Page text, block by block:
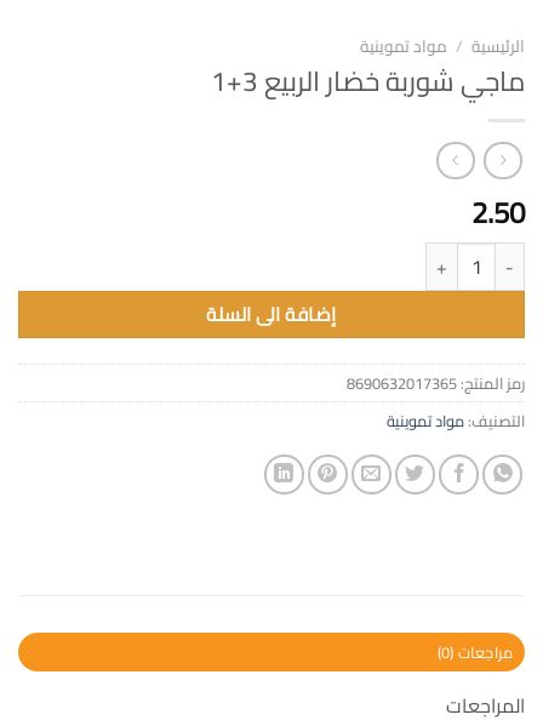
الرئيسية / مواد تموينية
ماجي شوربة خضار الربيع 3+1
2.50
كمية ماجي شوربة خضار الربيع 3+1
إضافة الى السلة
رمز المنتج:8690632017365
التصنيف:مواد تموينية
مراجعات (0)
المراجعات